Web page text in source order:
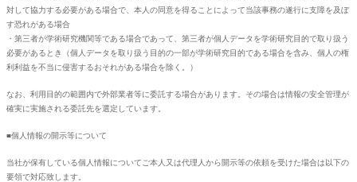
対して協力する必要がある場合で、本人の同意を得ることによって当該事務の遂行に支障を及ぼ
す恐れがある場合
・第三者が学術研究機関等である場合であって、第三者が個人データを学術研究目的で取り扱う
必要があるとき（個人データを取り扱う目的の一部が学術研究目的である場合を含み、個人の権
利利益を不当に侵害するおそれがある場合を除く。）
なお、利用目的の範囲内で外部業者等に委託する場合があります。その場合は情報の安全管理が
確実に実施される委託先を選定しています。
■個人情報の開示等について
当社が保有している個人情報についてご本人又は代理人から開示等の依頼を受けた場合は以下の
要領で対応致します。